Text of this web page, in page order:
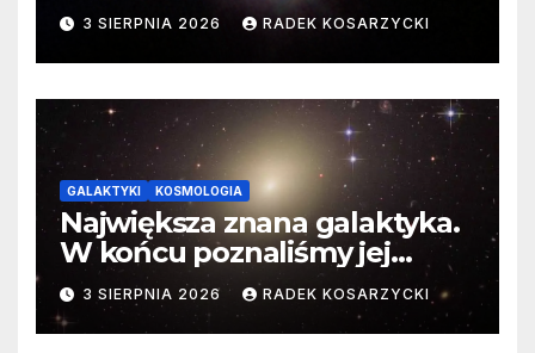
3 SIERPNIA 2026 RADEK KOSARZYCKI
GALAKTYKI KOSMOLOGIA
Największa znana galaktyka.
W końcu poznaliśmy jej
faktyczne wymiary
3 SIERPNIA 2026 RADEK KOSARZYCKI